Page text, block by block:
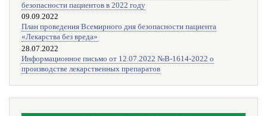
безопасности пациентов в 2022 году
09.09.2022
План проведения Всемирного дня безопасности пациента
«Лекарства без вреда»
28.07.2022
Информационное письмо от 12.07.2022 №В-1614-2022 о
производстве лекарственных препаратов